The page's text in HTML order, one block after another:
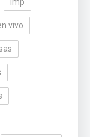
lmp
vivo